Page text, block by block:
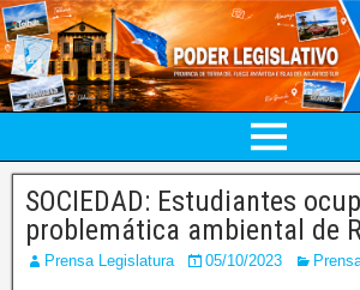
SOCIEDAD: Estudiantes
problemática ambiental de
Prensa Legislatura 05/10/2023